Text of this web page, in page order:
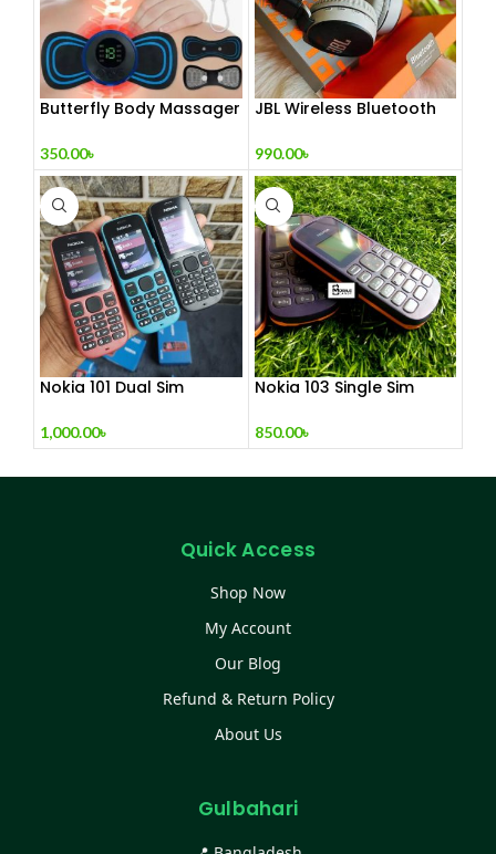
Butterfly Body Massager
রিল্যাক্সেশন! 🦋
350.00৳
JBL Wireless Bluetooth
990.00৳
Nokia 101 Dual Sim
1,000.00৳
Nokia 103 Single Sim
850.00৳
Quick Access
Shop Now
My Account
Our Blog
Refund & Return Policy
About Us
Gulbahari